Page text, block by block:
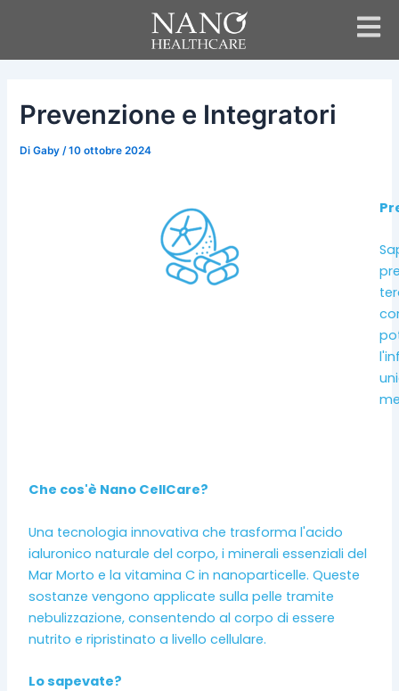
Prevenzione e Integratori
DiGaby /10 ottobre 2024
Che cos'è Nano CellCare?
Una tecnologia innovativa che trasforma l'acido
ialuronico naturale del corpo, i minerali essenziali del
Mar Morto e la vitamina C in nanoparticelle. Queste
sostanze vengono applicate sulla pelle tramite
nebulizzazione, consentendo al corpo di essere
nutrito e ripristinato a livello cellulare.
Lo sapevate?